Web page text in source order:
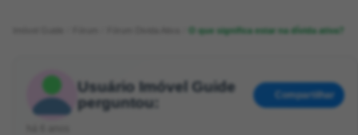
O que significa estar na dívida ativa?
Usuário Imóvel Guide
perguntou:
Compartilhar